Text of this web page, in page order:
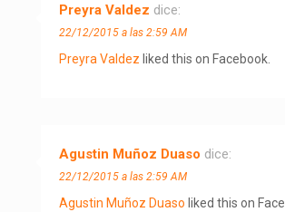
Preyra Valdez dice:
22/12/2015 a las 2:59 AM
Preyra Valdez liked this on Facebook.
Agustin Muñoz Duaso dice:
22/12/2015 a las 2:59 AM
Agustin Muñoz Duaso liked this on